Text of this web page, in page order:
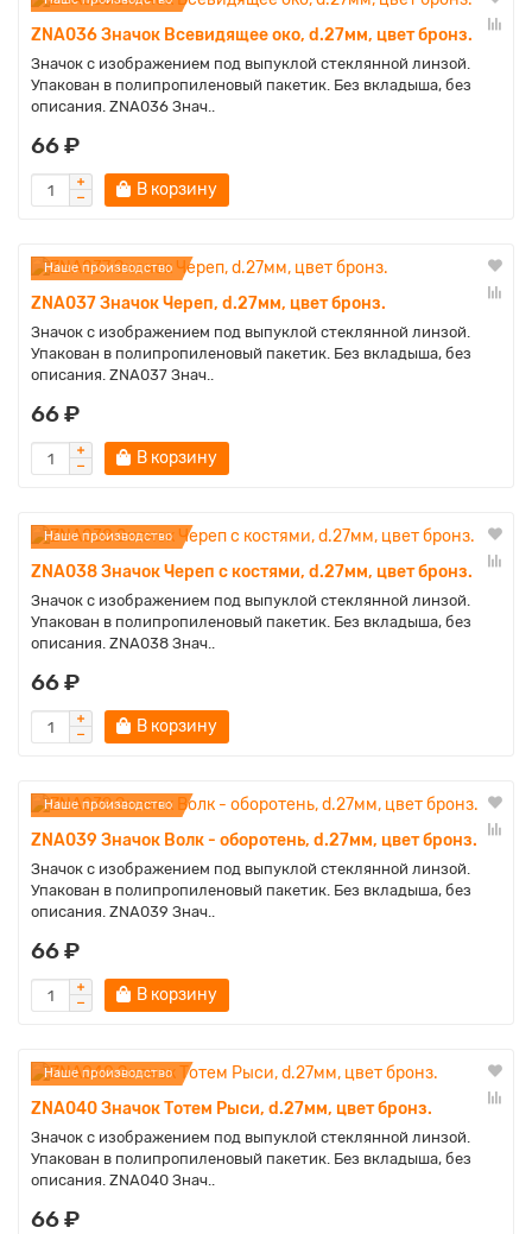
ZNA036 Значок Всевидящее око, d.27мм, цвет бронз.
Значок с изображением под выпуклой стеклянной линзой.
Упакован в полипропиленовый пакетик. Без вкладыша, без
описания. ZNA036 Знач..
66 ₽
В корзину
Наше производство
ZNA037 Значок Череп, d.27мм, цвет бронз.
Значок с изображением под выпуклой стеклянной линзой.
Упакован в полипропиленовый пакетик. Без вкладыша, без
описания. ZNA037 Знач..
66 ₽
В корзину
Наше производство
ZNA038 Значок Череп с костями, d.27мм, цвет бронз.
Значок с изображением под выпуклой стеклянной линзой.
Упакован в полипропиленовый пакетик. Без вкладыша, без
описания. ZNA038 Знач..
66 ₽
В корзину
Наше производство
ZNA039 Значок Волк - оборотень, d.27мм, цвет бронз.
Значок с изображением под выпуклой стеклянной линзой.
Упакован в полипропиленовый пакетик. Без вкладыша, без
описания. ZNA039 Знач..
66 ₽
В корзину
Наше производство
ZNA040 Значок Тотем Рыси, d.27мм, цвет бронз.
Значок с изображением под выпуклой стеклянной линзой.
Упакован в полипропиленовый пакетик. Без вкладыша, без
описания. ZNA040 Знач..
66 ₽